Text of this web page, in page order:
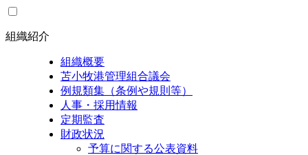
組織紹介
組織概要
苫小牧港管理組合議会
例規類集（条例や規則等）
人事・採用情報
定期監査
財政状況
予算に関する公表資料